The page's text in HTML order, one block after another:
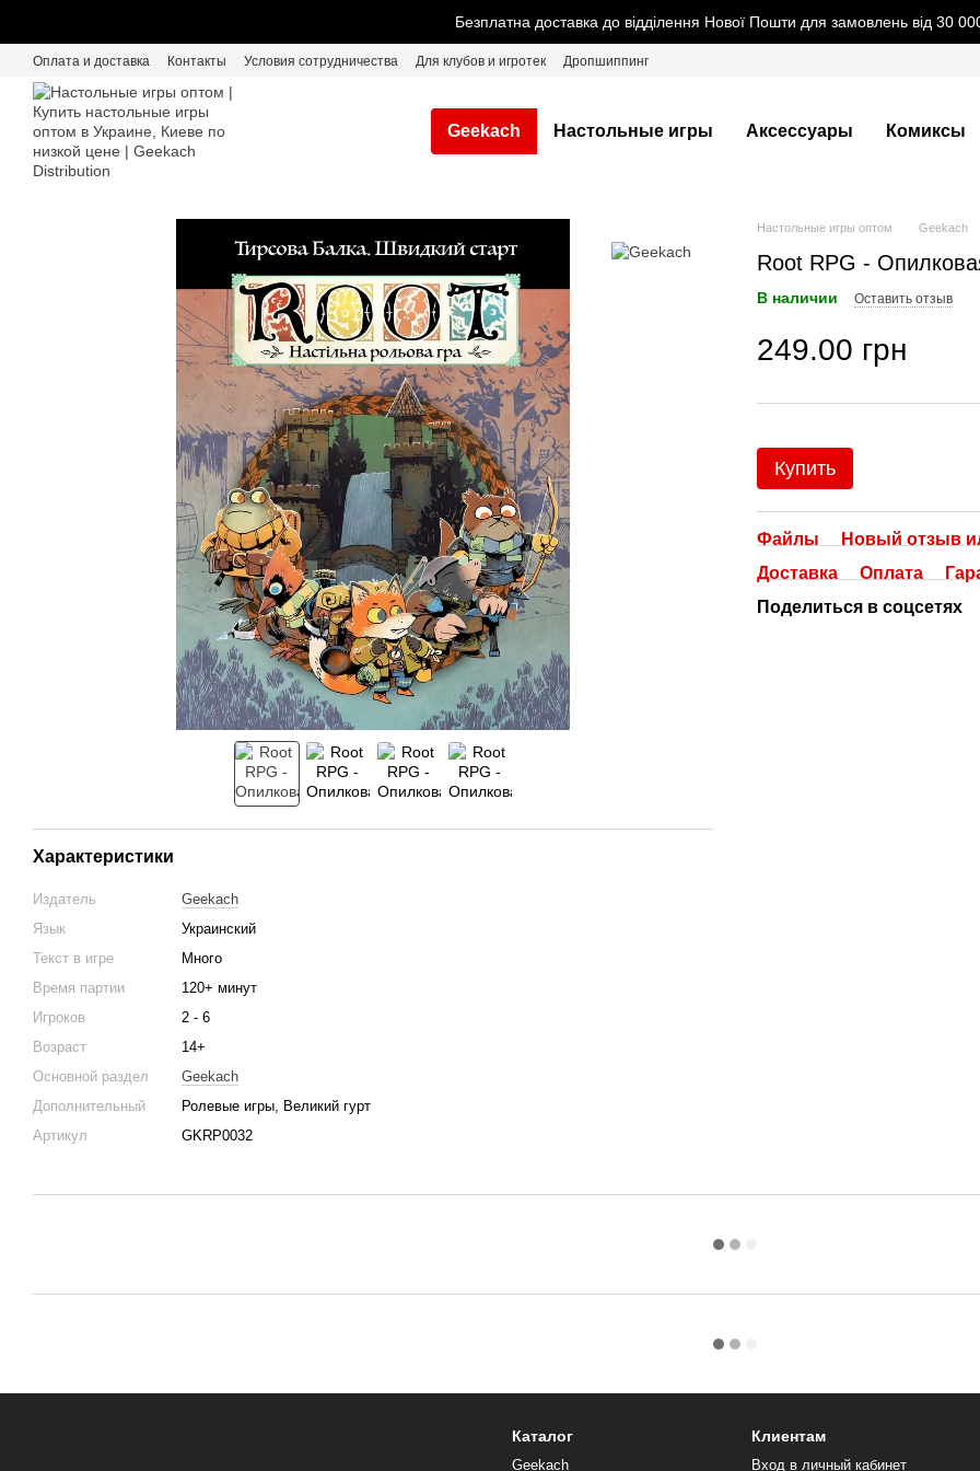
Безплатна доставка до відділення Нової Пошти для замовлень від 30
Оплата и доставка Контакты Условия сотрудничества Для клубов и игротек Дропшиппинг
Geekach Настольные игры Аксессуары Комиксы
Характеристики
Издатель
Geekach
Язык
Украинский
Текст в игре
Много
Время партии
120+ минут
Игроков
2 - 6
Возраст
14+
Основной раздел
Geekach
Дополнительный
Ролевые игры, Великий гурт
Артикул
GKRP0032
Настольные игры оптом Geekach
Root RPG -
В наличии Оставить отзыв
249.00 грн
Купить
Файлы
Новый отзыв
Доставка
Оплата
Поделиться в соцсетях
Каталог
Geekach
Клиентам
Вход в личный кабинет